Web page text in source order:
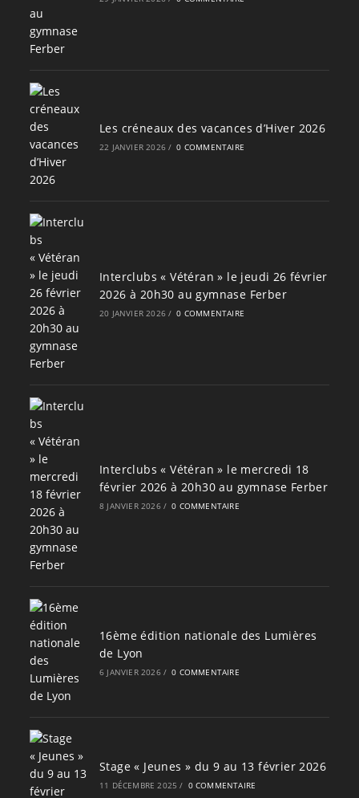
Les créneaux des vacances d’Hiver 2026
22 JANVIER 2026 / 0 COMMENTAIRE
Interclubs « Vétéran » le jeudi 26 février
2026 à 20h30 au gymnase Ferber
20 JANVIER 2026 / 0 COMMENTAIRE
Interclubs « Vétéran » le mercredi 18
février 2026 à 20h30 au gymnase Ferber
8 JANVIER 2026 / 0 COMMENTAIRE
16ème édition nationale des Lumières
de Lyon
6 JANVIER 2026 / 0 COMMENTAIRE
Stage « Jeunes » du 9 au 13 février 2026
11 DÉCEMBRE 2025 / 0 COMMENTAIRE